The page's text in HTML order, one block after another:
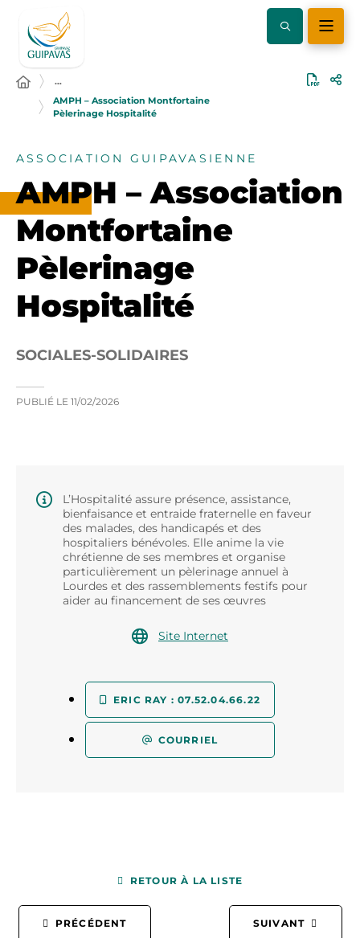
…
AMPH – Association Montfortaine
Pèlerinage Hospitalité
ASSOCIATION GUIPAVASIENNE
AMPH – Association
Montfortaine
Pèlerinage
Hospitalité
SOCIALES-SOLIDAIRES
PUBLIÉ LE 11/02/2026
L’Hospitalité assure présence, assistance,
bienfaisance et entraide fraternelle en faveur
des malades, des handicapés et des
hospitaliers bénévoles. Elle anime la vie
chrétienne de ses membres et organise
particulièrement un pèlerinage annuel à
Lourdes et des rassemblements festifs pour
aider au financement de ses œuvres
Site Internet
ERIC RAY : 07.52.04.66.22
COURRIEL
PRÉCÉDENT
RETOUR À LA LISTE
SUIVANT